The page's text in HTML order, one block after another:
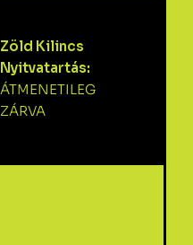
Zöld Kilincs
Nyitvatartás:
ÁTMENETILEG
ZÁRVA